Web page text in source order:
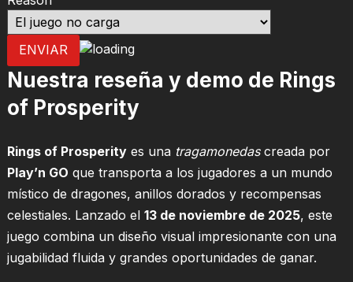
ENVIAR
Nuestra reseña y demo de Rings
of Prosperity
Rings of Prosperityes una tragamonedascreada por
Play’n GO que transporta a los jugadores a un mundo
místico de dragones, anillos dorados y recompensas
celestiales. Lanzado el 13 de noviembre de 2025, este
juego combina un diseño visual impresionante con una
jugabilidad fluida y grandes oportunidades de ganar.